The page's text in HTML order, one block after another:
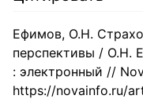
Ефимов, О.Н.
перспективы / О.Н.
: электронный //
https://novainfo.ru/